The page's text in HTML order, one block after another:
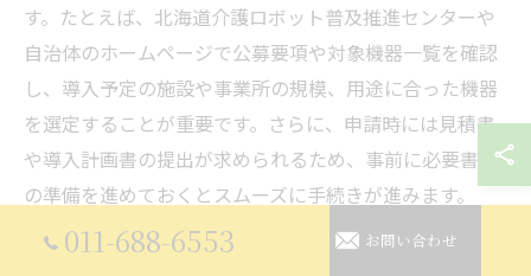
す。たとえば、北海道介護ロボット普及推進センターや
自治体のホームページで公募要項や対象機器一覧を確認
し、導入予定の施設や事業所の規模、用途に合った機器
を選定することが重要です。さらに、申請時には見積書
や導入計画書の提出が求められるため、事前に必要書類
の準備を進めておくとスムーズに手続きが進みます。
活用の際には、補助金の上限額や自己負担割合、対象と
011-688-6553 お問い合わせ